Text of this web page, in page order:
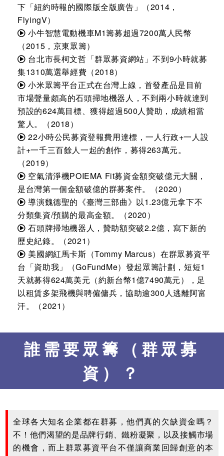
下「紐約時報的國際版全版廣告」（2014，
FlyingV）
小牛智慧電動機車M1籌募超過7200萬人民幣
（2015，京東眾籌）
台北市長柯文哲「群眾募資網站」不到9小時就募
集1310萬選舉經費（2018）
小米眾籌平台正式在台灣上線，首發產品是目前
市場聲量頗高的石頭掃地機器人，不到兩小時就達到
預設的624萬目標、獲得超過500人贊助，成績相當
驚人。（2018）
22小時公民募資登報費用達標，一人行政+一人設
計+一千三百餘人一起的創作，募得263萬元。
（2019）
空氣清淨機POIEMA Fit募資金額突破億元大關，
是台灣第一個金額破億的群募案件。（2020）
導演魏德聖的《臺灣三部曲》以1.23億元拿下不
分類集資/預購的最高金額。（2020）
石頭牌掃地機器人，贊助額突破2.2億，寫下新的
歷史紀錄。（2021）
美國網紅馬卡斯（Tommy Marcus）在群眾募資平
台「資助我」（GoFundMe）發起眾籌計劃，短短1
天就募得624萬美元（約新台幣1億7490萬元），足
以租賃多架飛機與聘僱傭兵，協助逾300人逃離阿富
汗。（2021）
誰需要眾籌（群眾募
資）？
全球各大知名企業都在群募，他們真的欠缺資金嗎？
不！他們渴望的是品牌行銷、鐵粉凝聚，以及接觸市場
的機會，而上群眾募資平台不僅讓商業回歸創意的本